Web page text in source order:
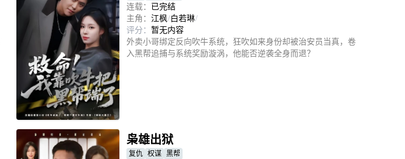
连载： 已完结
主角： 江枫/白若琳/
评分： 暂无内容
外卖小哥绑定反向吹牛系统，狂吹如来身份却被治安员当真，卷
入黑帮追捕与系统奖励漩涡，他能否逆袭全身而退？
枭雄出狱
复仇 权谋 黑帮